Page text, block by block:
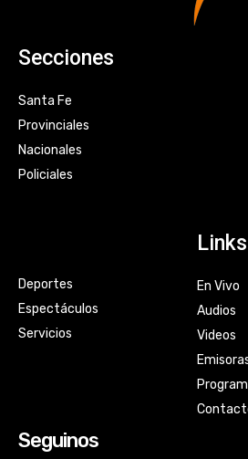
Secciones
Santa Fe
Provinciales
Nacionales
Policiales
Deportes
Espectáculos
Servicios
Links
En Vivo
Audios
Videos
Seguinos